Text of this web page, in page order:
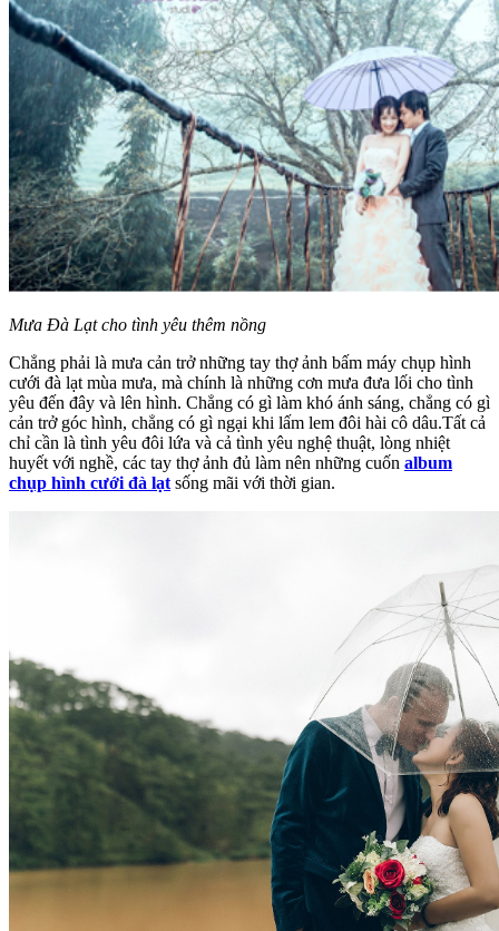
Mưa Đà Lạt cho tình yêu thêm nồng
Chẳng phải là mưa cản trở những tay thợ ảnh bấm máy chụp hình
cưới đà lạt mùa mưa, mà chính là những cơn mưa đưa lối cho tình
yêu đến đây và lên hình. Chẳng có gì làm khó ánh sáng, chẳng có gì
cản trở góc hình, chẳng có gì ngại khi lấm lem đôi hài cô dâu.Tất cả
chỉ cần là tình yêu đôi lứa và cả tình yêu nghệ thuật, lòng nhiệt
huyết với nghề, các tay thợ ảnh đủ làm nên những cuốn album
chụp hình cưới đà lạt sống mãi với thời gian.